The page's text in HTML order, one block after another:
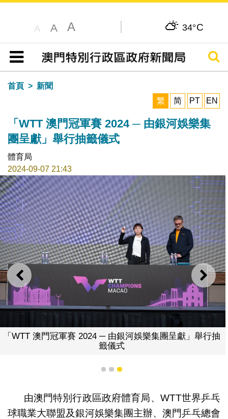
A A A 34°C
目錄
搜尋
首頁
新聞
繁
简 PT EN
「WTT 澳門冠軍賽 2024 ─ 由銀河娛樂集
團呈獻」舉行抽籤儀式
體育局
2024-09-07 21:43
上一則 下一
「WTT 澳門冠軍賽 2024 ─ 由銀河娛樂集團呈獻」舉行抽
籤儀式
1 2 3
由澳門特別行政區政府體育局、WTT世界乒乓
球職業大聯盟及銀河娛樂集團主辦、澳門乒乓總會